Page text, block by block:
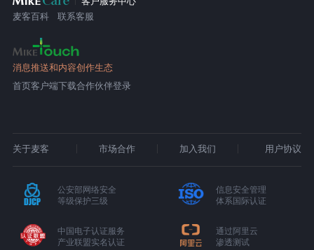
麦客百科
联系客服
消息推送和内容创作生态
首页客户端下载合作伙伴登录
关于麦客 市场合作 加入我们 用户协议
公安部网络安全
等级保护三级
信息安全管理
体系国际认证
中国电子认证服务
产业联盟实名认证
通过阿里云
渗透测试